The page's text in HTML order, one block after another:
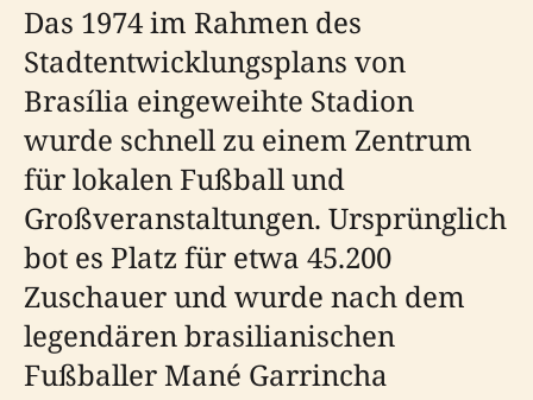
Das 1974 im Rahmen des
Stadtentwicklungsplans von
Brasília eingeweihte Stadion
wurde schnell zu einem Zentrum
für lokalen Fußball und
Großveranstaltungen. Ursprünglich
bot es Platz für etwa 45.200
Zuschauer und wurde nach dem
legendären brasilianischen
Fußballer Mané Garrincha